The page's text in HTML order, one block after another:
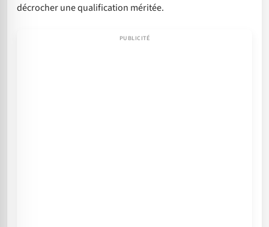
décrocher une qualification méritée.